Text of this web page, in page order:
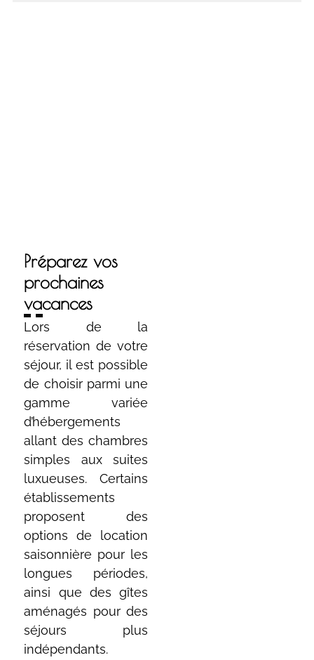
Préparez vos
prochaines
vacances
Lors de la
réservation de votre
séjour, il est possible
de choisir parmi une
gamme variée
d’hébergements
allant des chambres
simples aux suites
luxueuses. Certains
établissements
proposent des
options de location
saisonnière pour les
longues périodes,
ainsi que des gîtes
aménagés pour des
séjours plus
indépendants.